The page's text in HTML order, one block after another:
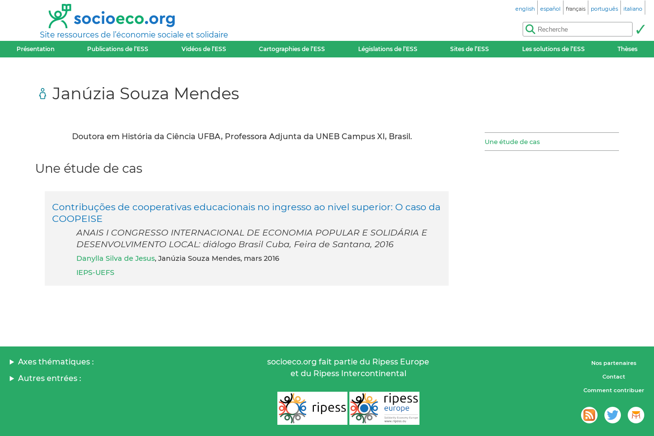
Site ressources de l’économie sociale et solidaire
english español français português italiano
Présentation Publications de l’ESS Vidéos de l’ESS Cartographies de l’ESS Législations de l’ESS Sites de l’ESS Les solutions de l’ESS Thèses
Janúzia Souza Mendes
Doutora em História da Ciência UFBA, Professora Adjunta da UNEB Campus XI, Brasil.
Une étude de cas
Une étude de cas
Contribuções de cooperativas educacionais no ingresso ao nivel superior: O caso da
COOPEISE
ANAIS I CONGRESSO INTERNACIONAL DE ECONOMIA POPULAR E SOLIDÁRIA E
DESENVOLVIMENTO LOCAL: diálogo Brasil Cuba, Feira de Santana, 2016
Danylla Silva de Jesus, Janúzia Souza Mendes, mars 2016
IEPS-UEFS
Axes thématiques :
Autres entrées :
socioeco.org fait partie du Ripess Europe
et du Ripess Intercontinental
Nos partenaires
Contact
Comment contribuer